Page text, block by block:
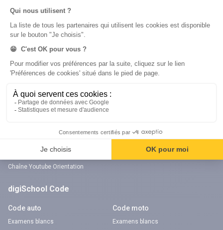
Nos applications
Application Android Éducation
Application iOS Éducation
Chaîne Youtube Collège
Orientation
Diplômes
Formations
Nos applications
Notre chaîne Youtube
Chaîne Youtube Orientation
digiSchool Code
Code auto
Examens blancs
Code moto
Examens blancs